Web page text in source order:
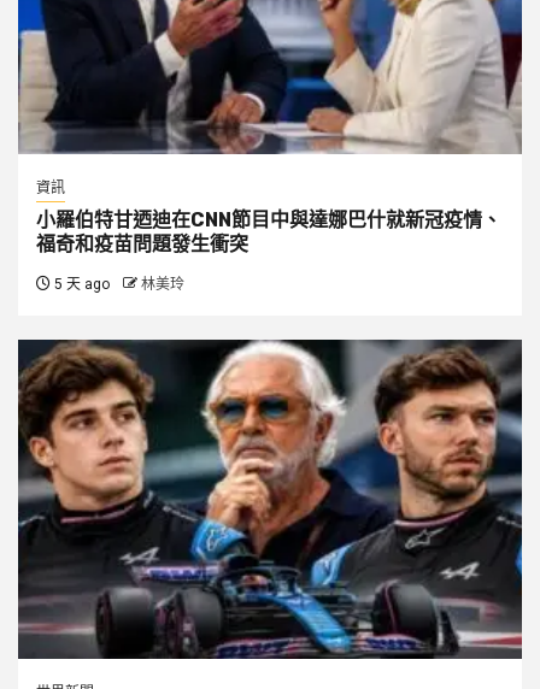
資訊
小羅伯特甘迺迪在CNN節目中與達娜巴什就新冠疫情、
福奇和疫苗問題發生衝突
5 天 ago 林美玲